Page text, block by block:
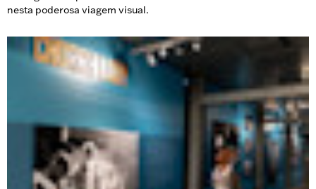
nesta poderosa viagem visual.